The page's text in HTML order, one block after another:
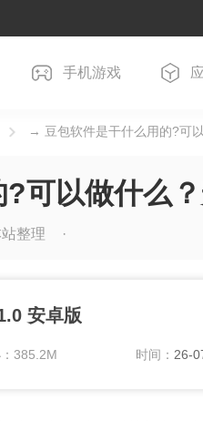
手机游戏
→ 豆包软件是干什么用的?可
可以做什么
整理
安卓版
385.2M 时间： 26-